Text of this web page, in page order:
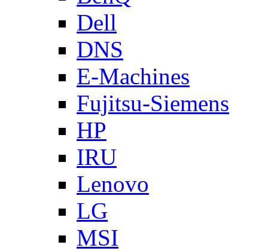
Dell
DNS
E-Machines
Fujitsu-Siemens
HP
IRU
Lenovo
LG
MSI